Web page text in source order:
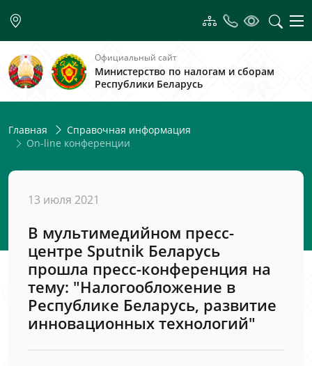
Официальный сайт
Министерство по налогам и сборам
Республики Беларусь
Главная
Справочная информация
On-line конференции
13 июля 2021
В мультимедийном пресс-
центре Sputnik Беларусь
прошла пресс-конференция на
тему: "Налогообложение в
Республике Беларусь, развитие
инновационных технологий"